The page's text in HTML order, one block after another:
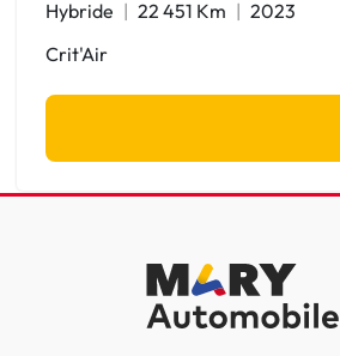
Hybride 22 451 Km
2023
Crit'Air